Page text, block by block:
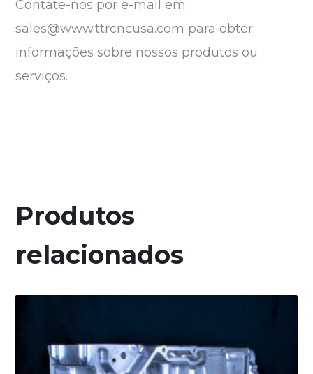
Contate-nos por e-mail em
sales@www.ttrcncusa.com para obter
informações sobre nossos produtos ou
serviços.
Produtos
relacionados